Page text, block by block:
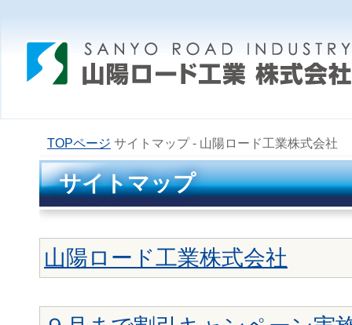
TOPページ サイトマップ - 山陽ロード工業株式会社
サイトマップ
山陽ロード工業株式会社